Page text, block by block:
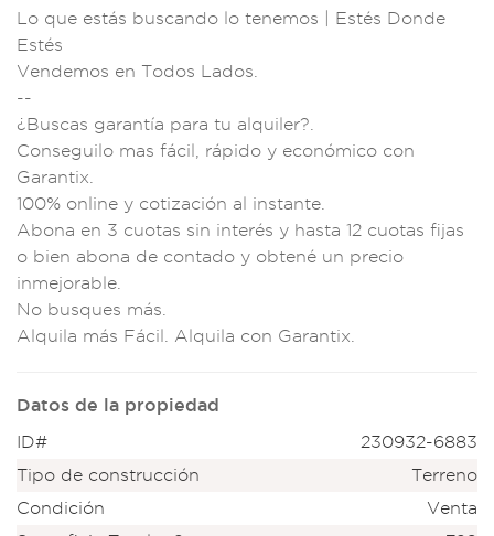
Lo que estás buscando lo tenemos | Estés Donde
Estés
Vendemos en Todos Lados.
--
¿Buscas garantía para tu alqui ler?.
Conseguilo mas fácil , rápido y económico con
Garantix.
100% online y cotización al instante.
Abona en 3 cuotas sin interés y hasta 12 cuotas fijas
o bien abona de contado y obtené un precio
inmejorable.
No busques más.
Alquila más Fácil. Al quila con Garantix.
Datos de la propiedad
ID#
230932-6883
Tipo de construcción
Terreno
Condición
Venta